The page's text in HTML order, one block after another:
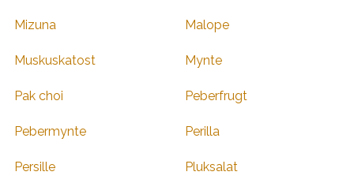
Mizuna Malope
Muskuskatost Mynte
Pak choi Peberfrugt
Pebermynte Perilla
Persille Pluksalat